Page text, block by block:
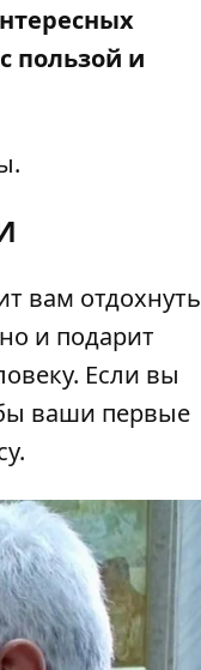
пользой и
вам отдохнуть
и подарит
Если вы
ваши первые